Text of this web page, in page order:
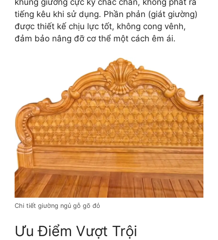
tiếng kêu khi sử dụng. Phần phản (giát giường)
được thiết kế chịu lực tốt, không cong vênh,
đảm bảo nâng đỡ cơ thể một cách êm ái.
Chi tiết giường ngủ gỗ gõ đỏ
Ưu Điểm Vượt Trội